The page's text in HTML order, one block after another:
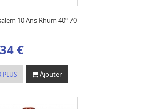
10 Ans Rhum 40º 70
€
PLUS Ajouter